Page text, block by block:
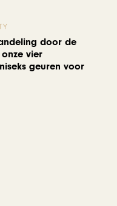
door de
vier
geuren voor